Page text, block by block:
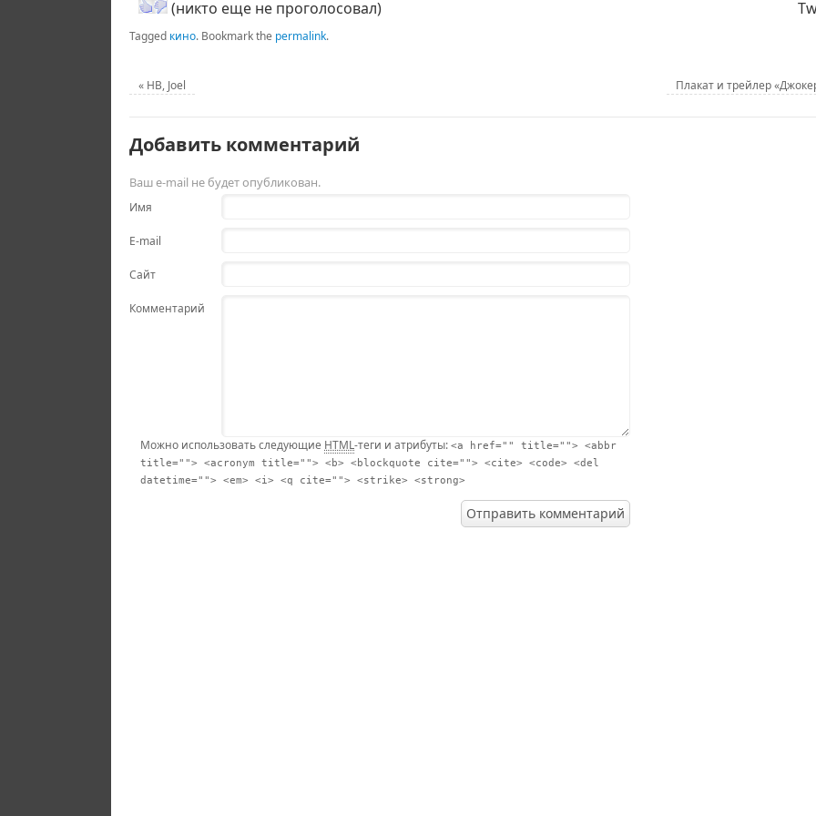
(никто еще не проголосовал)
Tagged кино. Bookmark the permalink.
« HB, Joel Плакат и трейлер
Добавить комментарий
Ваш e-mail не будет опубликован.
Имя
E-mail
Сайт
Комментарий
Можно использовать следующие HTML-теги и атрибуты: <a href="" title=""> <abbr
title=""> <acronym title=""> <b> <blockquote cite=""> <cite> <code> <del
datetime=""> <em> <i> <q cite=""> <strike> <strong>